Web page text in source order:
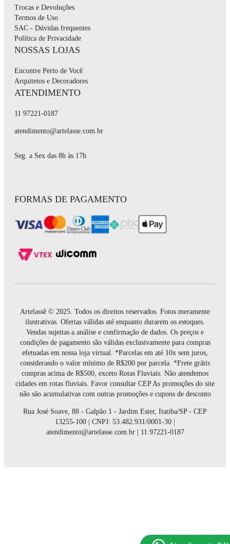
Trocas e Devoluções
Termos de Uso
SAC - Dúvidas frequentes
Política de Privacidade
NOSSAS LOJAS
Encontre Perto de Você
Arquitetos e Decoradores
ATENDIMENTO
11 97221-0187
atendimento@artelasse.com.br
Seg. a Sex das 8h às 17h
FORMAS DE PAGAMENTO
Artelassê © 2025. Todos os direitos reservados. Fotos meramente
ilustrativas. Ofertas válidas até enquanto durarem os estoques.
Vendas sujeitas a análise e confirmação de dados. Os preços e
condições de pagamento são válidas exclusivamente para compras
efetuadas em nossa loja virtual. *Parcelas em até 10x sem juros,
considerando o valor mínimo de R$200 por parcela. *Frete grátis
compras acima de R$500, exceto Rotas Fluviais. Não atendemos
cidades em rotas fluviais. Favor consultar CEP As promoções do site
não são acumulativas com outras promoções e cupons de desconto
Rua José Soave, 88 - Galpão 1 - Jardim Ester, Itatiba/SP - CEP
13255-100 | CNPJ: 53.482.931/0001-30 |
atendimento@artelasse.com.br | 11 97221-0187